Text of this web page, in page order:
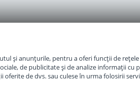
și anunțurile, pentru a oferi funcții de
de publicitate și de analize informații cu
de dvs. sau culese în urma folosirii